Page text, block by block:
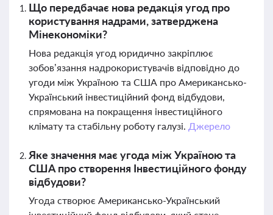
Що передбачає нова редакція угод про
користування надрами, затверджена
Мінекономіки?
Нова редакція угод юридично закріплює
зобов’язання надрокористувачів відповідно до
угоди між Україною та США про Американсько-
Український інвестиційний фонд відбудови,
спрямована на покращення інвестиційного
клімату та стабільну роботу галузі. Джерело
Яке значення має угода між Україною та
США про створення Інвестиційного фонду
відбудови?
Угода створює Американсько-Український